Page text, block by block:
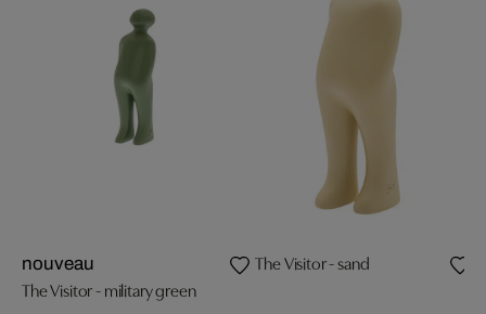
nouveau
The Visitor - military green
The Visitor - sand